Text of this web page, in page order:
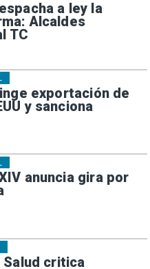
a ley la
Alcaldes
TC
exportación de
y sanciona
anuncia gira por
Salud critica